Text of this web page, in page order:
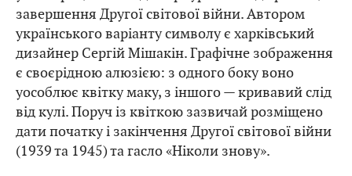
завершення Другої світової війни. Автором
українського варіанту символу є харківський
дизайнер Сергій Мішакін. Графічне зображення
є своєрідною алюзією: з одного боку воно
уособлює квітку маку, з іншого — кривавий слід
від кулі. Поруч із квіткою зазвичай розміщено
дати початку і закінчення Другої світової війни
(1939 та 1945) та гасло «Ніколи знову».